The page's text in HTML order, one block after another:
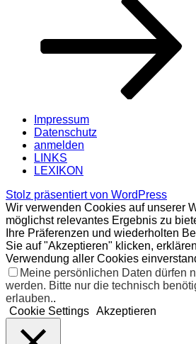
Impressum
Datenschutz
anmelden
LINKS
LEXIKON
Stolz präsentiert von WordPress
Wir verwenden Cookies auf unserer
möglichst relevantes Ergebnis zu
Ihre Präferenzen und wiederholten
Sie auf "Akzeptieren" klicken,
Verwendung aller Cookies
Meine persönlichen Daten dürfen
werden. Bitte nur die technisch
erlauben..
Cookie Settings Akzeptieren